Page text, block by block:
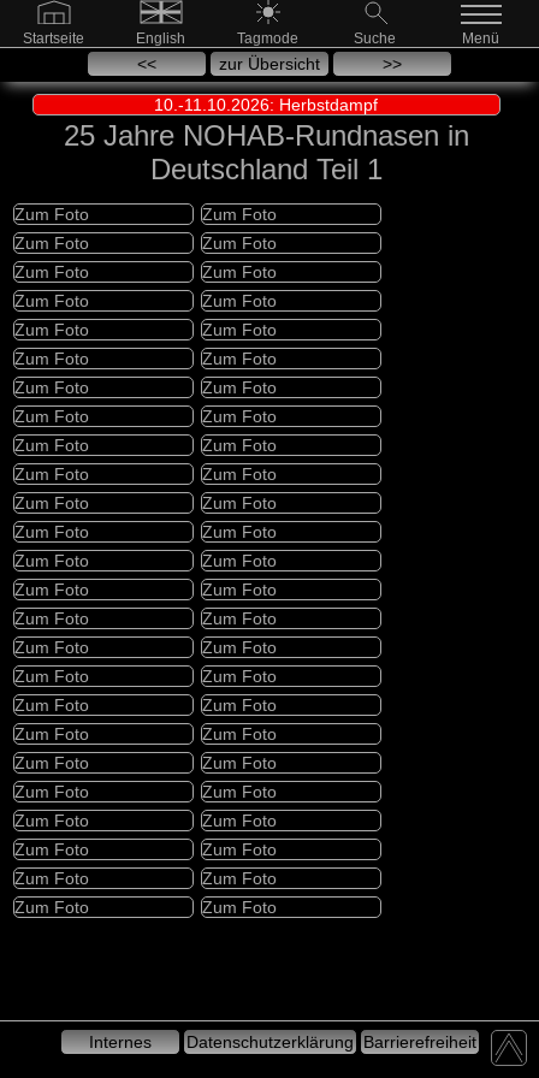
Startseite English Tagmode Suche Menü
<< zur Übersicht >>
10.-11.10.2026: Herbstdampf
25 Jahre NOHAB-Rundnasen in
Deutschland Teil 1
Zum Foto
Zum Foto
Zum Foto
Zum Foto
Zum Foto
Zum Foto
Zum Foto
Zum Foto
Zum Foto
Zum Foto
Zum Foto
Zum Foto
Zum Foto
Zum Foto
Zum Foto
Zum Foto
Zum Foto
Zum Foto
Zum Foto
Zum Foto
Zum Foto
Zum Foto
Zum Foto
Zum Foto
Zum Foto
Zum Foto
Zum Foto
Zum Foto
Zum Foto
Zum Foto
Zum Foto
Zum Foto
Zum Foto
Zum Foto
Zum Foto
Zum Foto
Zum Foto
Zum Foto
Zum Foto
Zum Foto
Zum Foto
Zum Foto
Zum Foto
Zum Foto
Zum Foto
Zum Foto
Zum Foto
Zum Foto
Zum Foto
Zum Foto
Internes Datenschutzerklärung Barrierefreiheit